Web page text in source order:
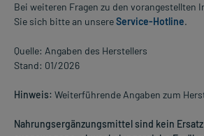
Bei weiteren Fragen zu den vorangestellten
Sie sich bitte an unsereService-Hotline.
Quelle: Angaben des Herstellers
Stand: 01/2026
Hinweis: Weiterführende Angaben zum
Nahrungsergänzungsmittel sind kein